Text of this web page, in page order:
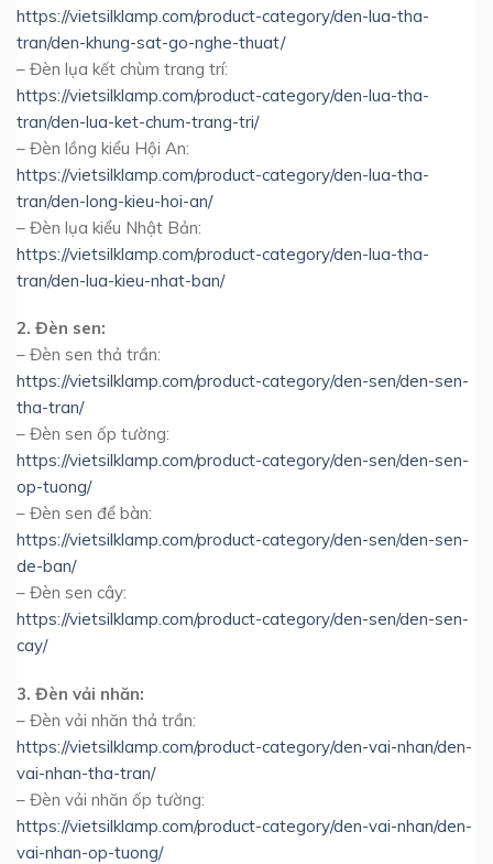
https://vietsilklamp.com/product-category/den-lua-tha-
tran/den-khung-sat-go-nghe-thuat/
– Đèn lụa kết chùm trang trí:
https://vietsilklamp.com/product-category/den-lua-tha-
tran/den-lua-ket-chum-trang-tri/
– Đèn lồng kiểu Hội An:
https://vietsilklamp.com/product-category/den-lua-tha-
tran/den-long-kieu-hoi-an/
– Đèn lụa kiểu Nhật Bản:
https://vietsilklamp.com/product-category/den-lua-tha-
tran/den-lua-kieu-nhat-ban/
2. Đèn sen:
– Đèn sen thả trần:
https://vietsilklamp.com/product-category/den-sen/den-sen-
tha-tran/
– Đèn sen ốp tường:
https://vietsilklamp.com/product-category/den-sen/den-sen-
op-tuong/
– Đèn sen để bàn:
https://vietsilklamp.com/product-category/den-sen/den-sen-
de-ban/
– Đèn sen cây:
https://vietsilklamp.com/product-category/den-sen/den-sen-
cay/
3. Đèn vải nhăn:
– Đèn vải nhăn thả trần:
https://vietsilklamp.com/product-category/den-vai-nhan/den-
vai-nhan-tha-tran/
– Đèn vải nhăn ốp tường:
https://vietsilklamp.com/product-category/den-vai-nhan/den-
vai-nhan-op-tuong/